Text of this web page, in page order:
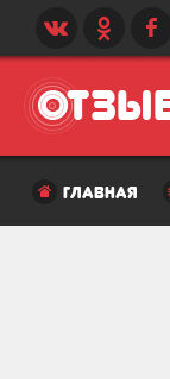
главная